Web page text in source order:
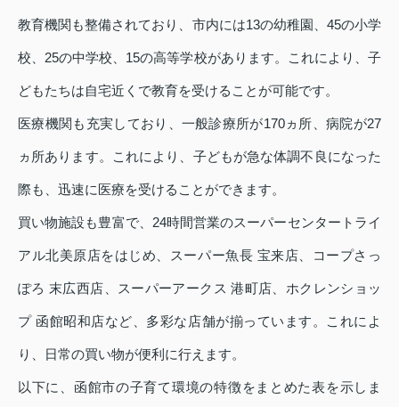
教育機関も整備されており、市内には13の幼稚園、45の小学
校、25の中学校、15の高等学校があります。これにより、子
どもたちは自宅近くで教育を受けることが可能です。
医療機関も充実しており、一般診療所が170ヵ所、病院が27
ヵ所あります。これにより、子どもが急な体調不良になった
際も、迅速に医療を受けることができます。
買い物施設も豊富で、24時間営業のスーパーセンタートライ
アル北美原店をはじめ、スーパー魚長 宝来店、コープさっ
ぽろ 末広西店、スーパーアークス 港町店、ホクレンショッ
プ 函館昭和店など、多彩な店舗が揃っています。これによ
り、日常の買い物が便利に行えます。
以下に、函館市の子育て環境の特徴をまとめた表を示しま